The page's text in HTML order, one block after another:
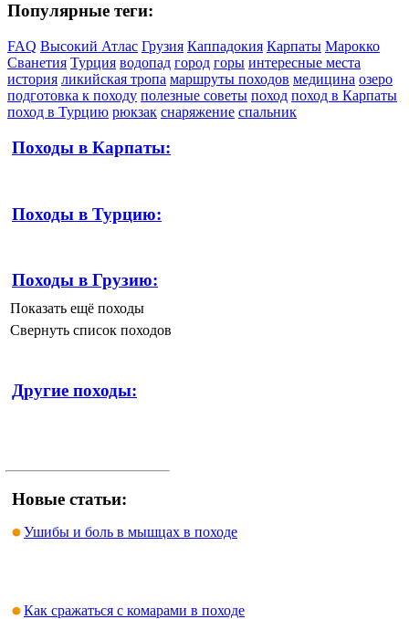
Популярные теги:
FAQ Высокий Атлас Грузия Каппадокия Карпаты Марокко
Сванетия Турция водопад город горы интересные места
история ликийская тропа маршруты походов медицина озеро
подготовка к походу полезные советы поход поход в Карпаты
поход в Турцию рюкзак снаряжение спальник
Походы в Карпаты:
Походы в Турцию:
Походы в Грузию:
Показать ещё походы
Свернуть список походов
Другие походы:
Новые статьи:
Ушибы и боль в мышцах в походе
Как сражаться с комарами в походе